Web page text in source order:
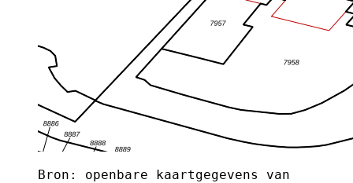
Bron: openbare kaartgegevens van